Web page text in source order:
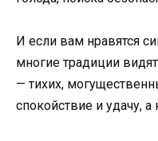
И если вам нравятся
многие традиции
— тихих,
спокойствие и удачу, а